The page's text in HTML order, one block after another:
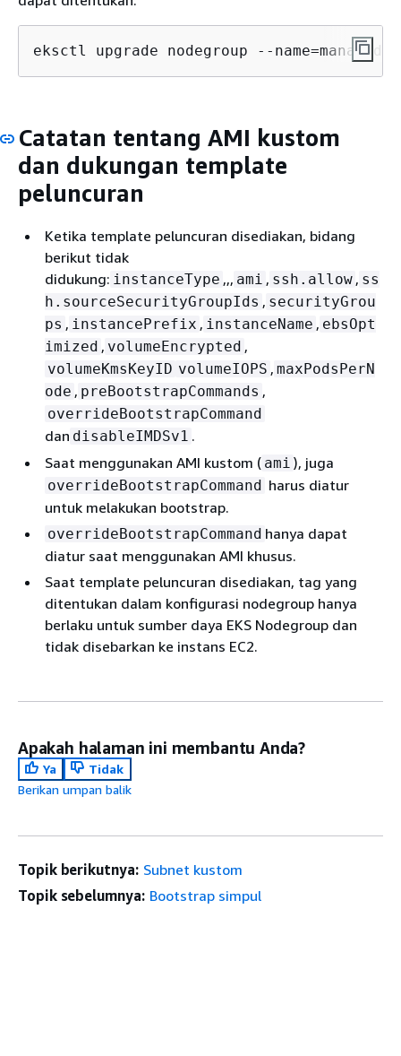
eksctl upgrade nodegroup --
Catatan tentang AMI kustom
dan dukungan template
peluncuran
Ketika template peluncuran disediakan, bidang
berikut tidak
didukung: instanceType ,,, ami , ssh.allow , ss
h.sourceSecurityGroupIds , securityGrou
ps , instancePrefix , instanceName , ebsOpt
imized , volumeEncrypted ,
volumeKmsKeyID volumeIOPS , maxPodsPerN
ode , preBootstrapCommands ,
overrideBootstrapCommand
dan disableIMDSv1 .
Saat menggunakan AMI kustom ( ami ), juga
overrideBootstrapCommand harus diatur
untuk melakukan bootstrap.
overrideBootstrapCommand hanya dapat
diatur saat menggunakan AMI khusus.
Saat template peluncuran disediakan, tag yang
ditentukan dalam konfigurasi nodegroup hanya
berlaku untuk sumber daya EKS Nodegroup dan
tidak disebarkan ke instans EC2.
Apakah halaman ini membantu Anda?
Ya
Tidak
Berikan umpan balik
Topik berikutnya: Subnet kustom
Topik sebelumnya: Bootstrap simpul